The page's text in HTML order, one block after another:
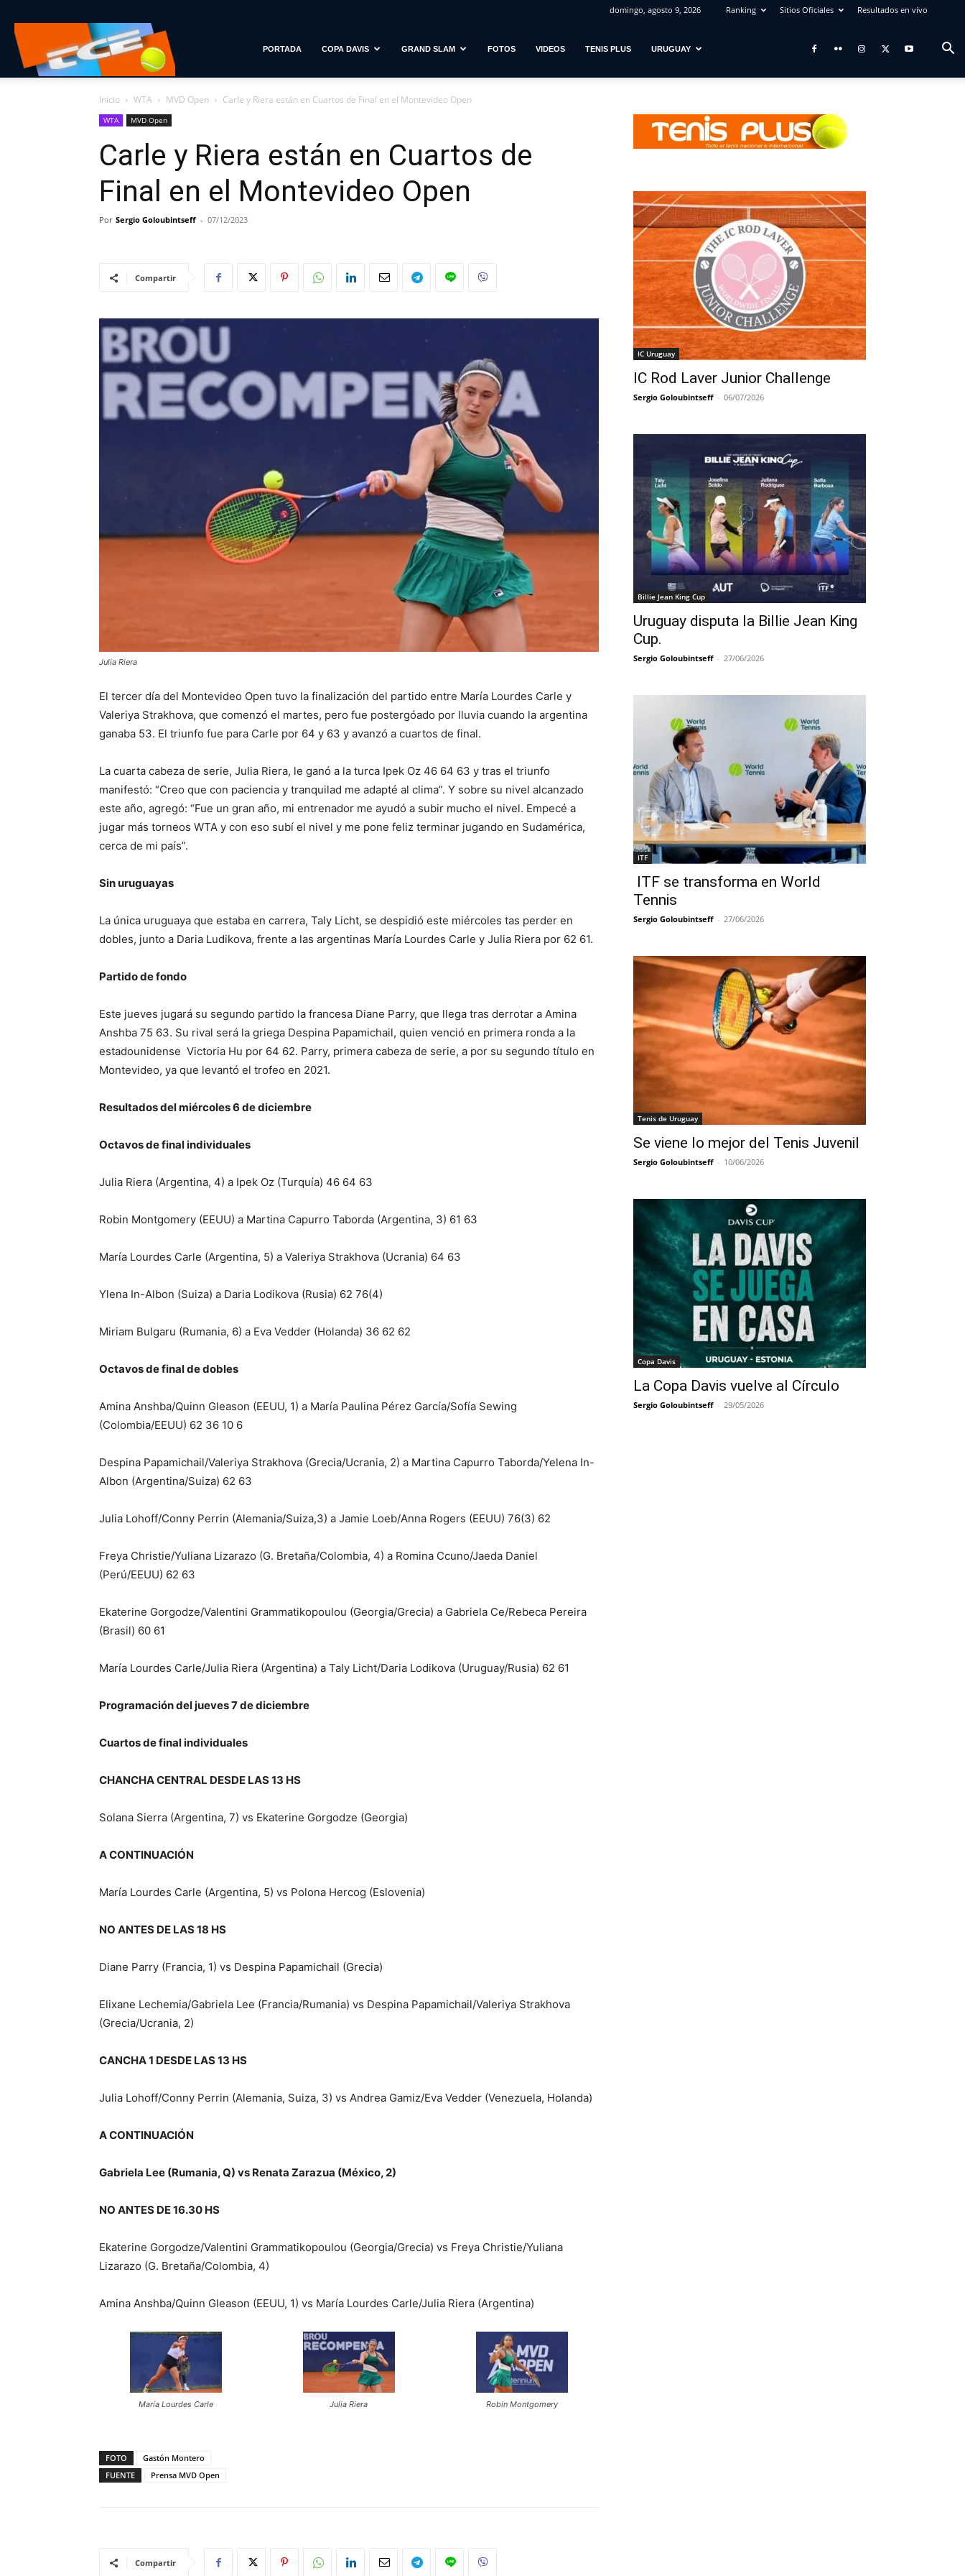
domingo, agosto 9, 2026 Ranking Sitios Oficiales Resultados en vivo
con
Estilo
PORTADA COPA DAVIS GRAND SLAM FOTOS VIDEOS TENIS PLUS URUGUAY
Inicio WTA MVD Open Carle y Riera están en Cuartos de Final en el Montevideo Open
WTA MVD Open
Carle y Riera están en Cuartos de
Final en el Montevideo Open
Por Sergio Goloubintseff - 07/12/2023
Compartir
Julia Riera
El tercer día del Montevideo Open tuvo la finalización del partido entre María Lourdes Carle y
Valeriya Strakhova, que comenzó el martes, pero fue postergóado por lluvia cuando la argentina
ganaba 53. El triunfo fue para Carle por 64 y 63 y avanzó a cuartos de final.
La cuarta cabeza de serie, Julia Riera, le ganó a la turca Ipek Oz 46 64 63 y tras el triunfo
manifestó: “Creo que con paciencia y tranquilad me adapté al clima”. Y sobre su nivel alcanzado
este año, agregó: “Fue un gran año, mi entrenador me ayudó a subir mucho el nivel. Empecé a
jugar más torneos WTA y con eso subí el nivel y me pone feliz terminar jugando en Sudamérica,
cerca de mi país”.
Sin uruguayas
La única uruguaya que estaba en carrera, Taly Licht, se despidió este miércoles tas perder en
dobles, junto a Daria Ludikova, frente a las argentinas María Lourdes Carle y Julia Riera por 62 61.
Partido de fondo
Este jueves jugará su segundo partido la francesa Diane Parry, que llega tras derrotar a Amina
Anshba 75 63. Su rival será la griega Despina Papamichail, quien venció en primera ronda a la
estadounidense Victoria Hu por 64 62. Parry, primera cabeza de serie, a por su segundo título en
Montevideo, ya que levantó el trofeo en 2021.
Resultados del miércoles 6 de diciembre
Octavos de final individuales
Julia Riera (Argentina, 4) a Ipek Oz (Turquía) 46 64 63
Robin Montgomery (EEUU) a Martina Capurro Taborda (Argentina, 3) 61 63
María Lourdes Carle (Argentina, 5) a Valeriya Strakhova (Ucrania) 64 63
Ylena In-Albon (Suiza) a Daria Lodikova (Rusia) 62 76(4)
Miriam Bulgaru (Rumania, 6) a Eva Vedder (Holanda) 36 62 62
Octavos de final de dobles
Amina Anshba/Quinn Gleason (EEUU, 1) a María Paulina Pérez García/Sofía Sewing
(Colombia/EEUU) 62 36 10 6
Despina Papamichail/Valeriya Strakhova (Grecia/Ucrania, 2) a Martina Capurro Taborda/Yelena In-
Albon (Argentina/Suiza) 62 63
Julia Lohoff/Conny Perrin (Alemania/Suiza,3) a Jamie Loeb/Anna Rogers (EEUU) 76(3) 62
Freya Christie/Yuliana Lizarazo (G. Bretaña/Colombia, 4) a Romina Ccuno/Jaeda Daniel
(Perú/EEUU) 62 63
Ekaterine Gorgodze/Valentini Grammatikopoulou (Georgia/Grecia) a Gabriela Ce/Rebeca Pereira
(Brasil) 60 61
María Lourdes Carle/Julia Riera (Argentina) a Taly Licht/Daria Lodikova (Uruguay/Rusia) 62 61
Programación del jueves 7 de diciembre
Cuartos de final individuales
CHANCHA CENTRAL DESDE LAS 13 HS
Solana Sierra (Argentina, 7) vs Ekaterine Gorgodze (Georgia)
A CONTINUACIÓN
María Lourdes Carle (Argentina, 5) vs Polona Hercog (Eslovenia)
NO ANTES DE LAS 18 HS
Diane Parry (Francia, 1) vs Despina Papamichail (Grecia)
Elixane Lechemia/Gabriela Lee (Francia/Rumania) vs Despina Papamichail/Valeriya Strakhova
(Grecia/Ucrania, 2)
CANCHA 1 DESDE LAS 13 HS
Julia Lohoff/Conny Perrin (Alemania, Suiza, 3) vs Andrea Gamiz/Eva Vedder (Venezuela, Holanda)
A CONTINUACIÓN
Gabriela Lee (Rumania, Q) vs Renata Zarazua (México, 2)
NO ANTES DE 16.30 HS
Ekaterine Gorgodze/Valentini Grammatikopoulou (Georgia/Grecia) vs Freya Christie/Yuliana
Lizarazo (G. Bretaña/Colombia, 4)
Amina Anshba/Quinn Gleason (EEUU, 1) vs María Lourdes Carle/Julia Riera (Argentina)
María Lourdes Carle Julia Riera Robin Montgomery
FOTO
Gastón Montero
FUENTE
Prensa MVD Open
Compartir
IC Uruguay
IC Rod Laver Junior Challenge
Sergio Goloubintseff - 06/07/2026
Billie Jean King Cup
Uruguay disputa la Billie Jean King
Cup.
Sergio Goloubintseff - 27/06/2026
ITF
ITF se transforma en World
Tennis
Sergio Goloubintseff - 27/06/2026
Tenis de Uruguay
Se viene lo mejor del Tenis Juvenil
Sergio Goloubintseff - 10/06/2026
Copa Davis
La Copa Davis vuelve al Círculo
Sergio Goloubintseff - 29/05/2026